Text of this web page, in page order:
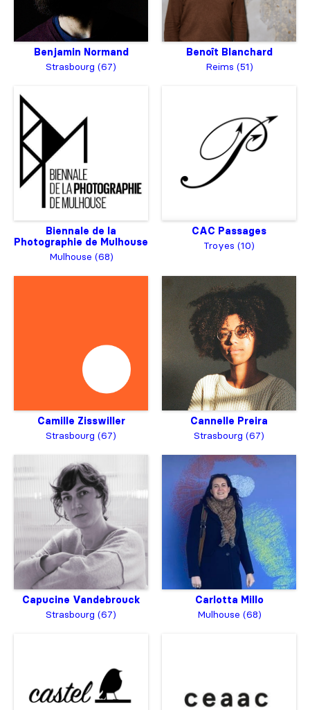
Benjamin Normand
Strasbourg (67)
Benoît Blanchard
Reims (51)
Biennale de la
Photographie de Mulhouse
Mulhouse (68)
CAC Passages
Troyes (10)
Camille Zisswiller
Strasbourg (67)
Cannelle Preira
Strasbourg (67)
Capucine Vandebrouck
Strasbourg (67)
Carlotta Millo
Mulhouse (68)